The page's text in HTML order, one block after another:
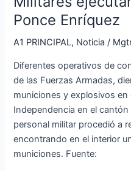
Ponce Enríquez
A1 PRINCIPAL, Noticia /
Diferentes operativos de
de las Fuerzas Armadas,
municiones y explosivos en
Independencia en el
personal militar procedió a
encontrando en el interior
municiones. Fuente:
en
Ponce
Enríquez